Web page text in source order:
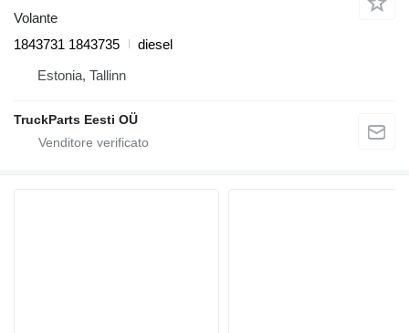
Volante
1843731 1843735
diesel
Estonia, Tallinn
TruckParts Eesti OÜ